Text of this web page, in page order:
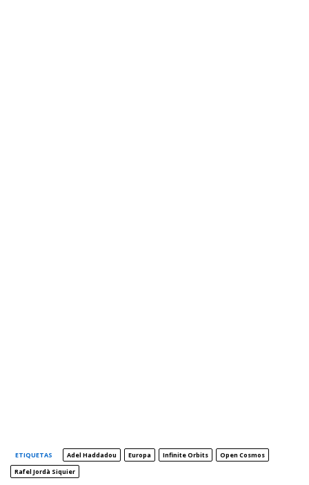
ETIQUETAS Adel Haddadou Europa Infinite Orbits
Open Cosmos
Rafel Jordà Siquier